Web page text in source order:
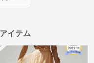
イテム